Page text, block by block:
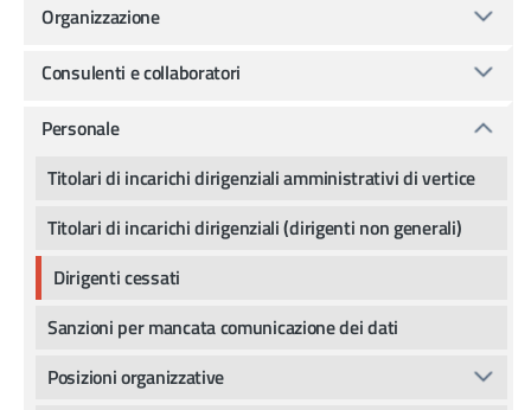
Organizzazione
Consulenti e collaboratori
Personale
Titolari di incarichi dirigenziali amministrativi di vertice
Titolari di incarichi dirigenziali (dirigenti non generali)
Dirigenti cessati
Sanzioni per mancata comunicazione dei dati
Posizioni organizzative